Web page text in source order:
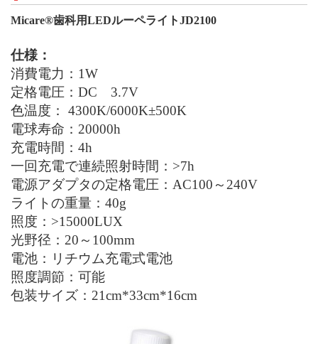
Micare®歯科用LEDルーペライトJD2100
仕様：
消費電力： 1W
定格電圧： DC
3.7V
色温度：
4300K/6000K±500K
電球寿命： 20000h
充電時間：4h
一回充電で連続照射時間： >7h
電源アダプタの定格電圧： AC100～240V
ライトの重量： 40g
照度： >15000LUX
光野径： 20 ～ 100mm
電池： リチウム充電式電池
照度調節：可能
包装サイズ： 21cm*33cm*16cm